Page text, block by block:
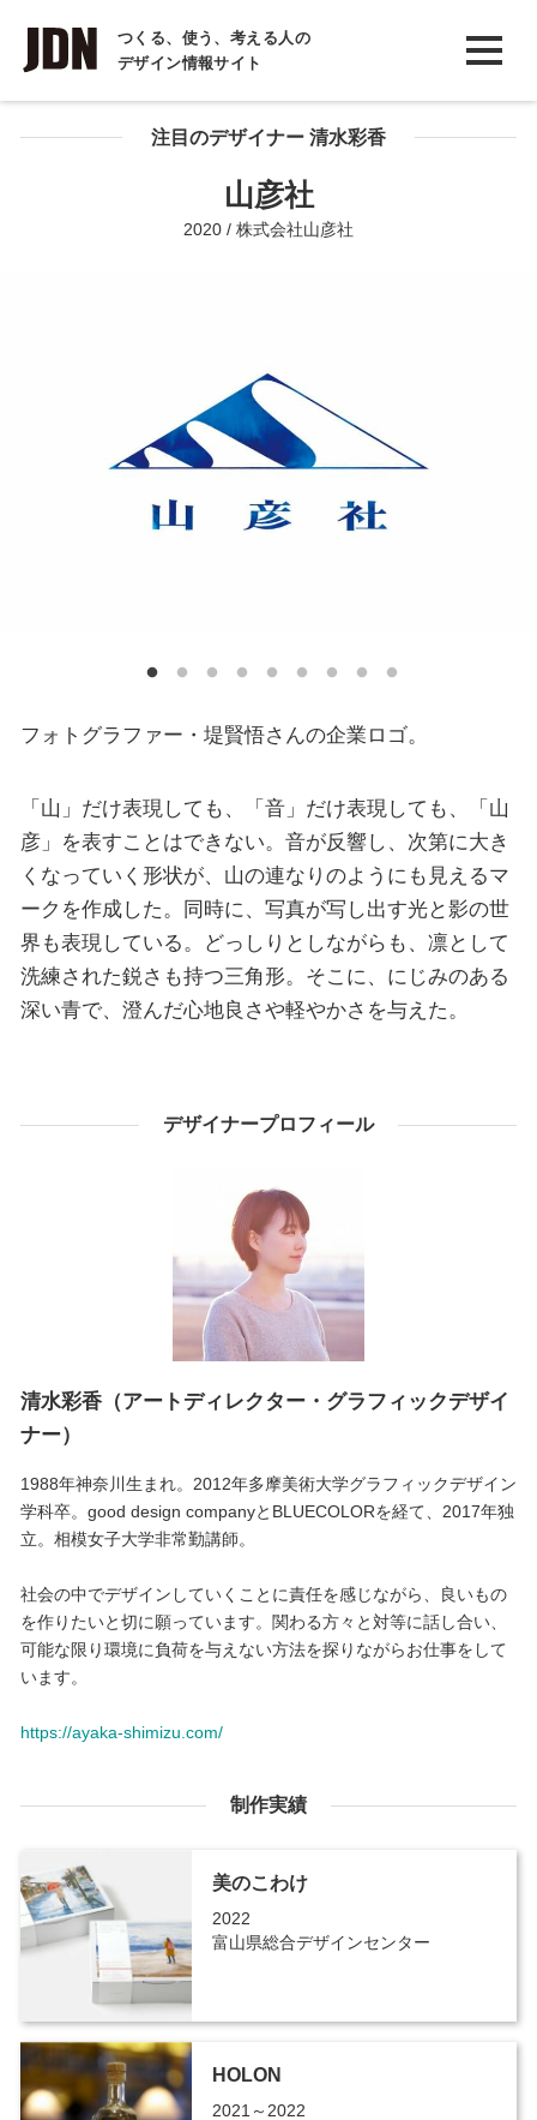
つくる、使う、考える人の
デザイン情報サイト
INTERVIEW
インタビュー
REPORT
COLUMN
注目のデザイナー 清水彩香
山彦社
2020 / 株式会社山彦社
フォトグラファー・堤賢悟さんの企業ロゴ。
「山」だけ表現しても、「音」だけ表現しても、「山
彦」を表すことはできない。音が反響し、次第に大き
くなっていく形状が、山の連なりのようにも見えるマ
ークを作成した。同時に、写真が写し出す光と影の世
界も表現している。どっしりとしながらも、凛として
洗練された鋭さも持つ三角形。そこに、にじみのある
深い青で、澄んだ心地良さや軽やかさを与えた。
デザイナープロフィール
清水彩香（アートディレクター・グラフィックデザイ
ナー）
1988年神奈川生まれ。2012年多摩美術大学グラフィックデザイン
学科卒。good design companyとBLUECOLORを経て、2017年独
立。相模女子大学非常勤講師。
社会の中でデザインしていくことに責任を感じながら、良いもの
を作りたいと切に願っています。関わる方々と対等に話し合い、
可能な限り環境に負荷を与えない方法を探りながらお仕事をして
います。
https://ayaka-shimizu.com/
制作実績
美のこわけ
2022
富山県総合デザインセンター
HOLON
2021～2022